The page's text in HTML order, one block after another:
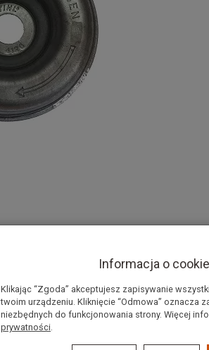
200/250 itd
FS55R, FS55RC, FS56, FS56C, FS56R,
FS76, FS80, FS80R, FS83, FS83T,
FS100, FS100R, FS100RX,
FS240RC, FS460C, FS460RC,
Informacja o
Klikając “Zgoda” akceptujesz zapisywanie
twoim urządzeniu. Kliknięcie “Odmowa” oznacza
niezbędnych do funkcjonowania strony. Więcej
prywatności.